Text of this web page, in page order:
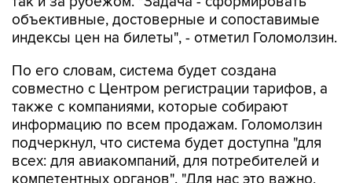
объективные, достоверные и сопоставимые
индексы цен на билеты", - отметил Голомолзин.
По его словам, система будет создана
совместно с Центром регистрации тарифов, а
также с компаниями, которые собирают
информацию по всем продажам. Голомолзин
подчеркнул, что система будет доступна "для
всех: для авиакомпаний, для потребителей и